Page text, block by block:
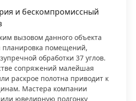
и бескомпромиссный
вызовом данного объекта
планировка помещений,
обработки 37 углов.
сопряжений малейшая
раскрое полотна приводит к
Мастера компании
ювелирную подгонку